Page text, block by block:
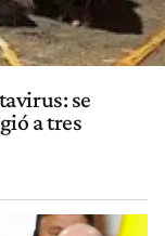
se
a tres